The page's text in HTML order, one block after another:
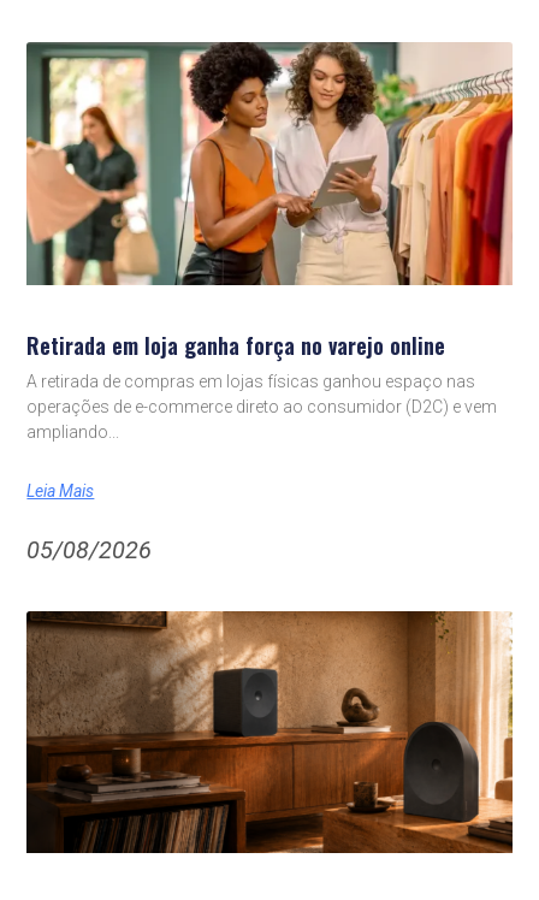
Retirada em loja ganha força no varejo online
A retirada de compras em lojas físicas ganhou espaço nas
operações de e-commerce direto ao consumidor (D2C) e vem
ampliando
Leia Mais
05/08/2026